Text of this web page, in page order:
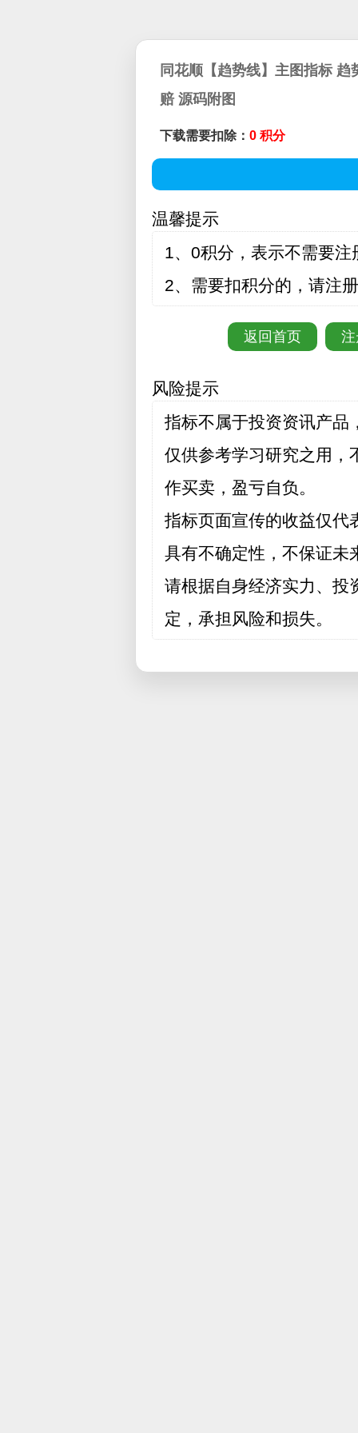
同花顺【趋势线】主图指标
赔 源码附图
下载需要扣除： 0 积分
温馨提示
1、0积分，表示不需要注
2、需要扣积分的，请注
返回首页
风险提示
指标不属于投资资讯产品
仅供参考学习研究之用，
作买卖，盈亏自负。
指标页面宣传的收益仅代
具有不确定性，不保证未
请根据自身经济实力、投
定，承担风险和损失。